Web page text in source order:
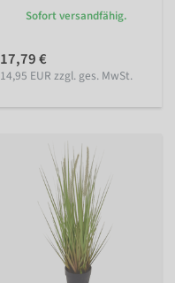
Sofort versandfähig.
17,79 €
14,95 EUR zzgl. ges. MwSt.